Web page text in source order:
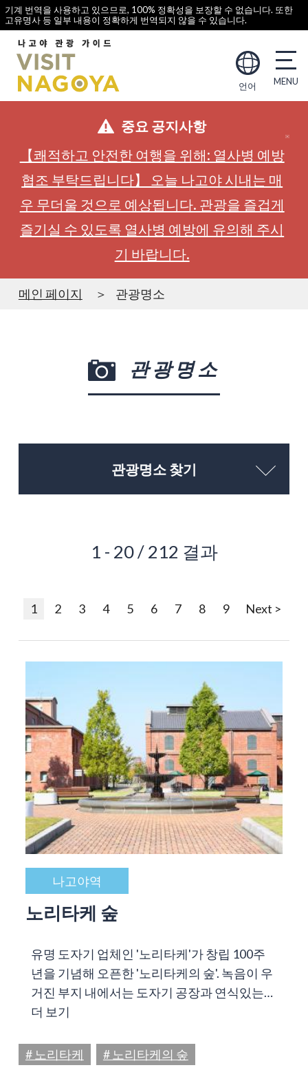
기계 번역을 사용하고 있으므로, 100% 정확성을 보장할 수 없습니다. 또한
고유명사 등 일부 내용이 정확하게 번역되지 않을 수 있습니다.
언어
중요 공지사항
【쾌적하고 안전한 여행을 위해: 열사병 예방
협조 부탁드립니다】 오늘 나고야 시내는 매
우 무더울 것으로 예상됩니다. 관광을 즐겁게
즐기실 수 있도록 열사병 예방에 유의해 주시
기 바랍니다.
메인 페이지 관광명소
관광명소
관광명소 찾기
1 - 20 / 212 결과
1 2 3 4 5 6 7 8 9 Next >
나고야역
노리타케 숲
유명 도자기 업체인 '노리타케'가 창립 100주
년을 기념해 오픈한 '노리타케의 숲'. 녹음이 우
거진 부지 내에서는 도자기 공장과 연식있는…
더 보기
# 노리타케 # 노리타케의 숲